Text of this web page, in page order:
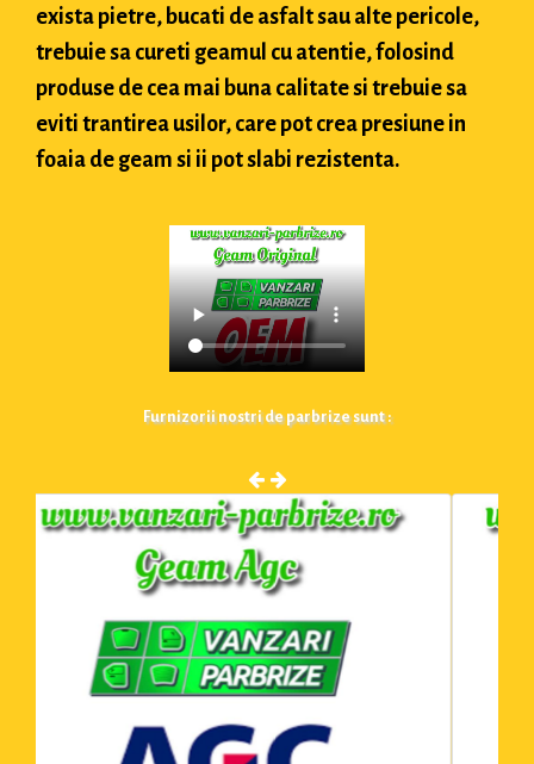
exista pietre, bucati de asfalt sau alte pericole,
trebuie sa cureti geamul cu atentie, folosind
produse de cea mai buna calitate si trebuie sa
eviti trantirea usilor, care pot crea presiune in
foaia de geam si ii pot slabi rezistenta.
Furnizorii nostri de parbrize sunt :